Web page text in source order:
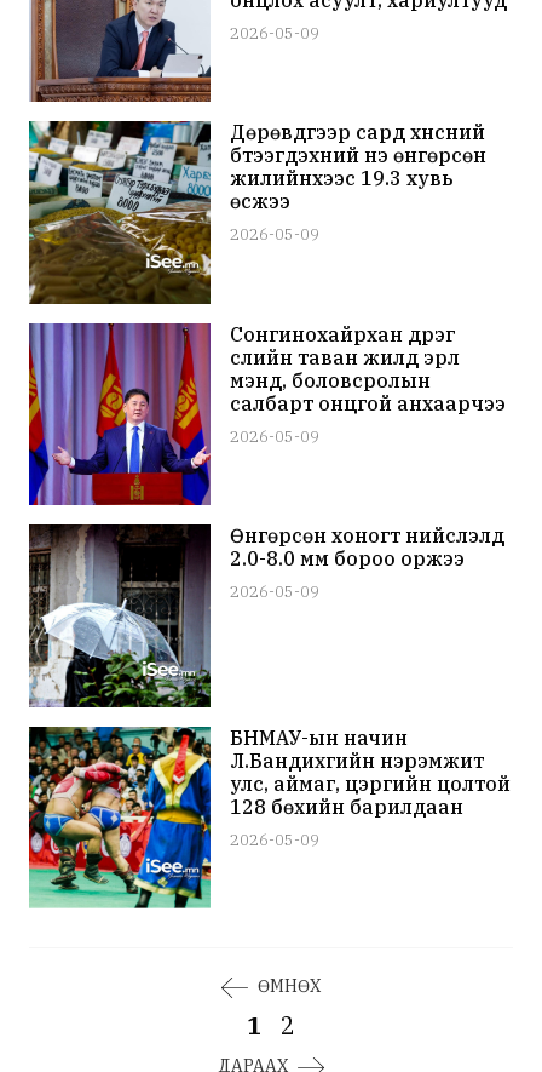
2026-05-09
Дөрөвдүгээр сард хүнсний
бүтээгдэхүүний үнэ өнгөрсөн
жилийнхээс 19.3 хувь
өсжээ
2026-05-09
Сонгинохайрхан дүүрэг
сүүлийн таван жилд эрүүл
мэнд, боловсролын
салбарт онцгой анхаарчээ
2026-05-09
Өнгөрсөн хоногт нийслэлд
2.0-8.0 мм бороо оржээ
2026-05-09
БНМАУ-ын начин
Л.Бандихүүгийн нэрэмжит
улс, аймаг, цэргийн цолтой
128 бөхийн барилдаан
болно
2026-05-09
ӨМНӨХ
1 2
ДАРААХ